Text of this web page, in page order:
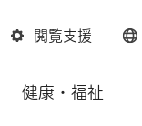
閲覧支援
健康・福祉